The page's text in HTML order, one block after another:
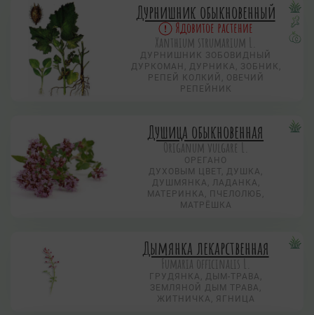
Дурнишник обыкновенный
Ядовитое растение
Xanthium strumarium L.
ДУРНИШНИК ЗОБОВИДНЫЙ
ДУРКОМАН, ДУРНИКА, ЗОБНИК,
РЕПЕЙ КОЛКИЙ, ОВЕЧИЙ
РЕПЕЙНИК
Душица обыкновенная
Origanum vulgare L.
ОРЕГАНО
ДУХОВЫМ ЦВЕТ, ДУШКА,
ДУШМЯНКА, ЛАДАНКА,
МАТЕРИНКА, ПЧЕЛОЛЮБ,
МАТРЁШКА
Дымянка лекарственная
Fumaria officinalis L.
ГРУДЯНКА, ДЫМ-ТРАВА,
ЗЕМЛЯНОЙ ДЫМ ТРАВА,
ЖИТНИЧКА, ЯГНИЦА